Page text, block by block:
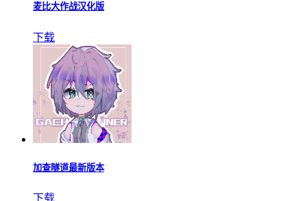
麦比大作战汉化版
下载
加查隧道最新版本
下载